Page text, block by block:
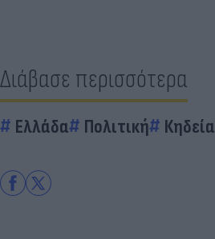
Διάβασε περισσότερα
Ελλάδα Πολιτική Κηδεία